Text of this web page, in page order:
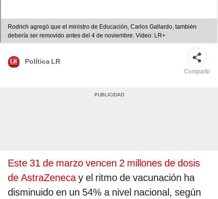
Rodrich agregó que el ministro de Educación, Carlos Gallardo, también
debería ser removido antes del 4 de noviembre. Video: LR+
Política LR
Compartir
Este 31 de marzo vencen 2 millones de dosis
de AstraZenecay el ritmo de vacunación ha
disminuido en un 54% a nivel nacional, según